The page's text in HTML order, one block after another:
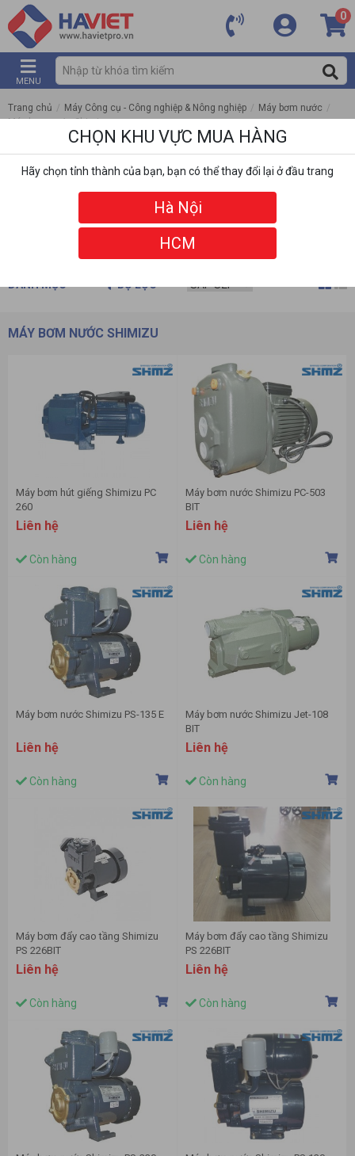
0
MENU
Trang chủ / Máy Công cụ - Công nghiệp & Nông nghiệp / Máy bơm nước /
Máy bơm nước Shimizu
DANH MỤC BỘ LỌC
MÁY BƠM NƯỚC SHIMIZU
Máy bơm hút giếng Shimizu PC
260
Liên hệ
Còn hàng
Máy bơm nước Shimizu PC-503
BIT
Liên hệ
Còn hàng
Máy bơm nước Shimizu PS-135 E
Liên hệ
Còn hàng
Máy bơm nước Shimizu Jet-108
BIT
Liên hệ
Còn hàng
Máy bơm đẩy cao tầng Shimizu
PS 226BIT
Liên hệ
Còn hàng
Máy bơm đẩy cao tầng Shimizu
PS 226BIT
Liên hệ
Còn hàng
CHỌN KHU VỰC MUA HÀNG
Hãy chọn tỉnh thành của bạn, bạn có thể thay đổi lại ở đầu trang
Hà Nội
HCM